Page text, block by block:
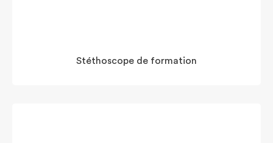
Stéthoscope de formation